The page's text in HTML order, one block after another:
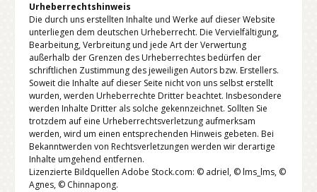
Urheberrechtshinweis
Die durch uns erstellten Inhalte und Werke auf dieser Website
unterliegen dem deutschen Urheberrecht. Die Vervielfältigung,
Bearbeitung, Verbreitung und jede Art der Verwertung
außerhalb der Grenzen des Urheberrechtes bedürfen der
schriftlichen Zustimmung des jeweiligen Autors bzw. Erstellers.
Soweit die Inhalte auf dieser Seite nicht von uns selbst erstellt
wurden, werden Urheberrechte Dritter beachtet. Insbesondere
werden Inhalte Dritter als solche gekennzeichnet. Sollten Sie
trotzdem auf eine Urheberrechtsverletzung aufmerksam
werden, wird um einen entsprechenden Hinweis gebeten. Bei
Bekanntwerden von Rechtsverletzungen werden wir derartige
Inhalte umgehend entfernen.
Lizenzierte Bildquellen Adobe Stock.com: © adriel, © lms_lms, ©
Agnes, © Chinnapong.